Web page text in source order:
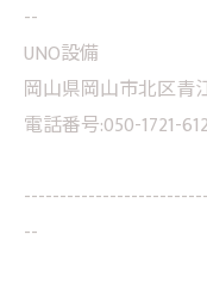
--
UNO設備
岡山県岡山市北区青
電話番号:050-1721-
--